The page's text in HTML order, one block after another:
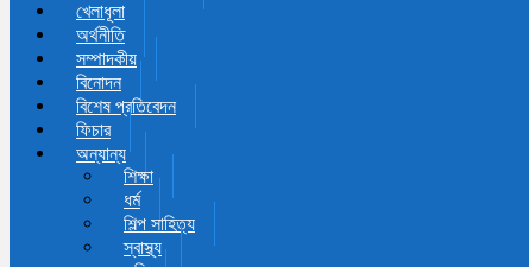
খেলাধূলা
অর্থনীতি
সম্পাদকীয়
বিনোদন
বিশেষ প্রতিবেদন
ফিচার
অন্যান্য
শিক্ষা
ধর্ম
শিল্প সাহিত্য
স্বাস্থ্য